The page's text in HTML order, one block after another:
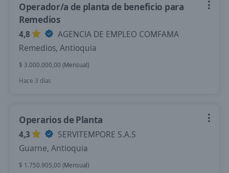
Operador/a de planta de beneficio para
Remedios
4,8
AGENCIA DE EMPLEO COMFAMA
Remedios, Antioquia
$ 3.000.000,00 (Mensual)
Hace 3 días
Operarios de Planta
4,3
SERVITEMPORE S.A.S
Guarne, Antioquia
$ 1.750.905,00 (Mensual)